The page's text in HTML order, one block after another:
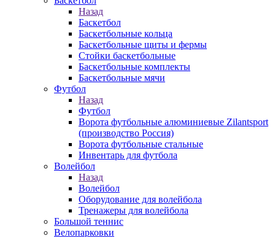
Назад
Баскетбол
Баскетбольные кольца
Баскетбольные щиты и фермы
Стойки баскетбольные
Баскетбольные комплекты
Баскетбольные мячи
Футбол
Назад
Футбол
Ворота футбольные алюминиевые Zilantsport
(производство Россия)
Ворота футбольные стальные
Инвентарь для футбола
Волейбол
Назад
Волейбол
Оборудование для волейбола
Тренажеры для волейбола
Большой теннис
Велопарковки